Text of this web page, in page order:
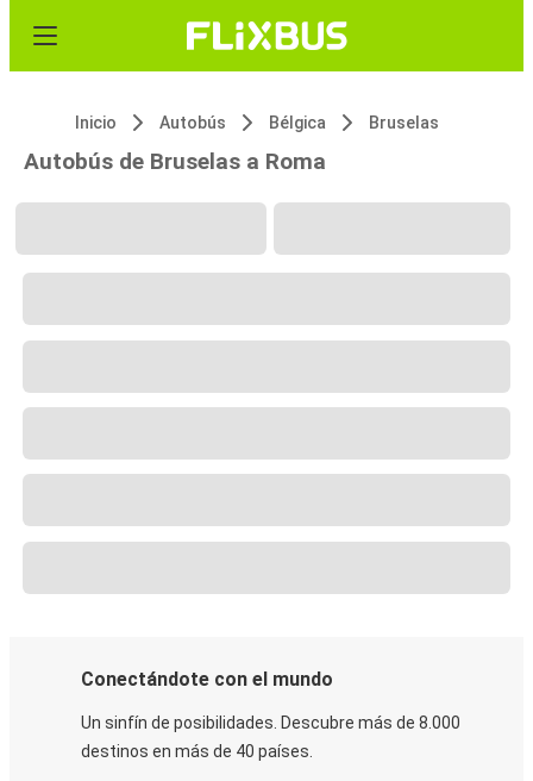
Inicio Autobús Bélgica Bruselas
Autobús de Bruselas a Roma
Conectándote con el mundo
Un sinfín de posibilidades. Descubre más de 8.000
destinos en más de 40 países.